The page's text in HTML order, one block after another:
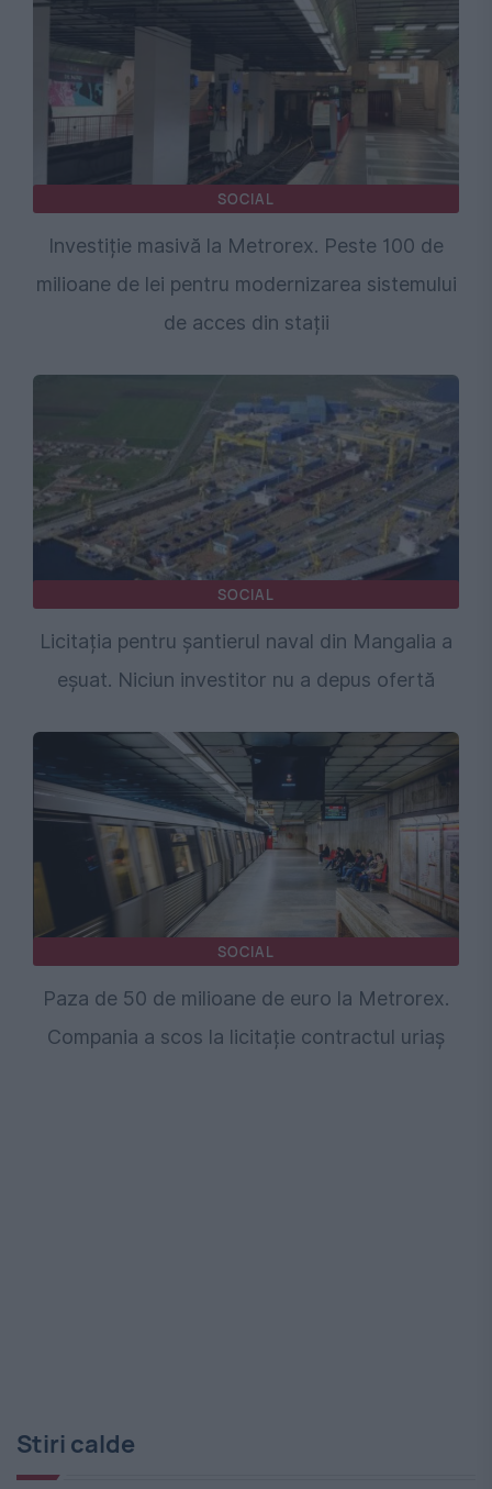
SOCIAL
Investiție masivă la Metrorex. Peste 100 de
milioane de lei pentru modernizarea sistemului
de acces din stații
SOCIAL
Licitația pentru șantierul naval din Mangalia a
eșuat. Niciun investitor nu a depus ofertă
SOCIAL
Paza de 50 de milioane de euro la Metrorex.
Compania a scos la licitație contractul uriaș
Stiri calde